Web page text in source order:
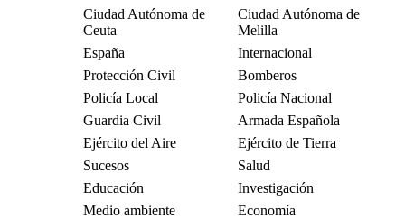
Ciudad Autónoma de
Ceuta
Ciudad Autónoma de
Melilla
España
Internacional
Protección Civil
Bomberos
Policía Local
Policía Nacional
Guardia Civil
Armada Española
Ejército del Aire
Ejército de Tierra
Sucesos
Salud
Educación
Investigación
Medio ambiente
Economía